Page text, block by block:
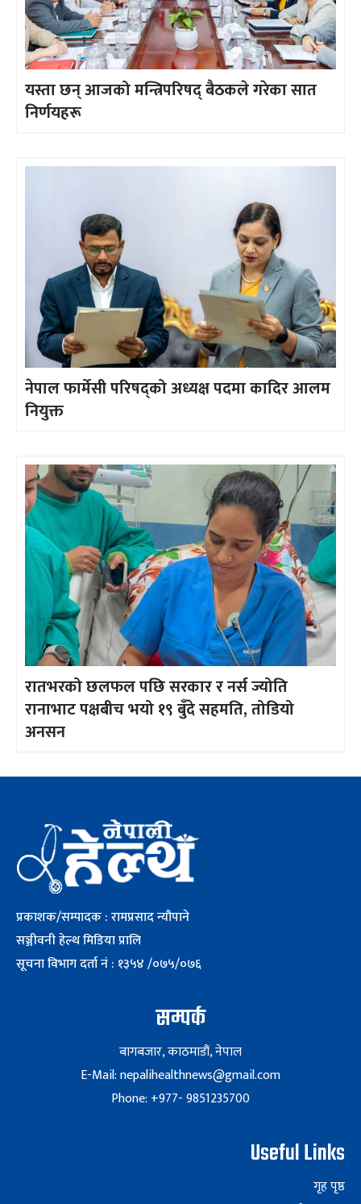
यस्ता छन् आजको मन्त्रिपरिषद् बैठकले गरेका सात
निर्णयहरू
नेपाल फार्मेसी परिषद्को अध्यक्ष पदमा कादिर आलम
नियुक्त
रातभरको छलफल पछि सरकार र नर्स ज्योति
रानाभाट पक्षबीच भयो १९ बुँदे सहमति, तोडियो
अनसन
प्रकाशक/सम्पादक : रामप्रसाद न्यौपाने
सञ्जीवनी हेल्थ मिडिया प्रालि
सूचना विभाग दर्ता नं : १३५४ /०७५/०७६
सम्पर्क
बागबजार, काठमाडौं, नेपाल
E-Mail: nepalihealthnews@gmail.com
Phone: +977- 9851235700
Useful Links
गृह पृष्ठ